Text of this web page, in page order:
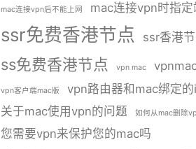
mac连接vpn后不能上网 mac连接vpn时指定
ssr免费香港节点 ssr香港
ss免费香港节点 vpn mac
vpn客户端mac版
vpn路由器和mac绑定
关于mac使用vpn的问题
如何从mac删除
您需要vpn来保护您的mac吗